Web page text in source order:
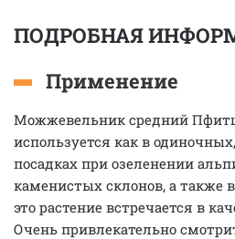
ПОДРОБНАЯ
Применение
Можжевельник средний
используется как в
посадках при озеленении
каменистых склонов, а также
это растение встречается в
Очень привлекательно